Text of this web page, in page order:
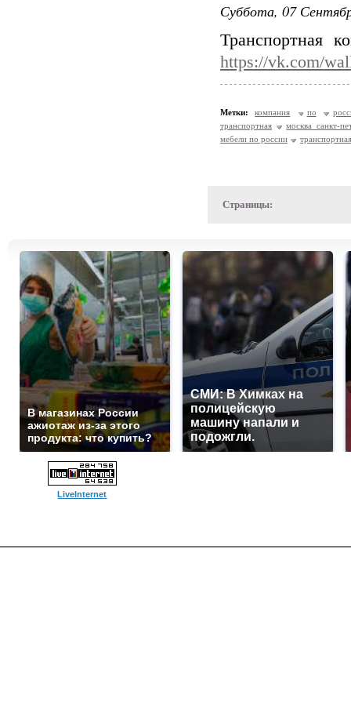
Суббота, 07
Транспортная
https://vk.com/
Метки: компания по
транспортная
москва санкт-
мебели по россии
Страницы:
В магазинах России
ажиотаж из-за этого
продукта: что купить?
СМИ: В Химках на
полицейскую
машину напали и
подожгли.
LiveInternet